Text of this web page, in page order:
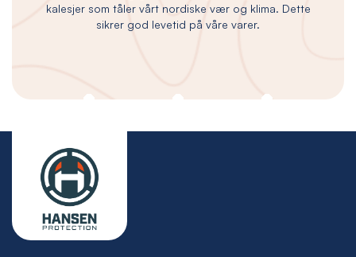
kalesjer som tåler vårt nordiske vær og klima. Dette
sikrer god levetid på våre varer.